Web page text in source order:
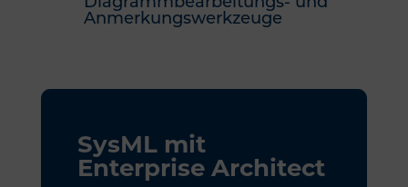
Anmerkungswerkzeuge
SysML mit
Enterprise Architect